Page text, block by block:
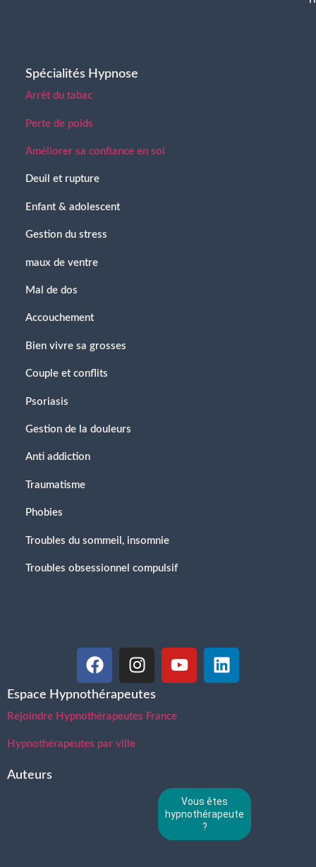
Spécialités Hypnose
Arrêt du tabac
Perte de poids
Améliorer sa confiance en soi
Deuil et rupture
Enfant & adolescent
Gestion du stress
maux de ventre
Mal de dos
Accouchement
Bien vivre sa grosses
Couple et conflits
Psoriasis
Gestion de la douleurs
Anti addiction
Traumatisme
Phobies
Troubles du sommeil, insomnie
Troubles obsessionnel compulsif
Espace Hypnothérapeutes
Rejoindre Hypnothérapeutes France
Hypnothérapeutes par ville
Auteurs
Vous êtes
hypnothérapeute
?